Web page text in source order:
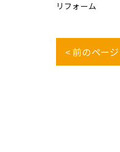
リフォーム
< 前のページ